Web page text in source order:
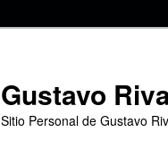
Gustavo
Sitio Personal de Gustavo